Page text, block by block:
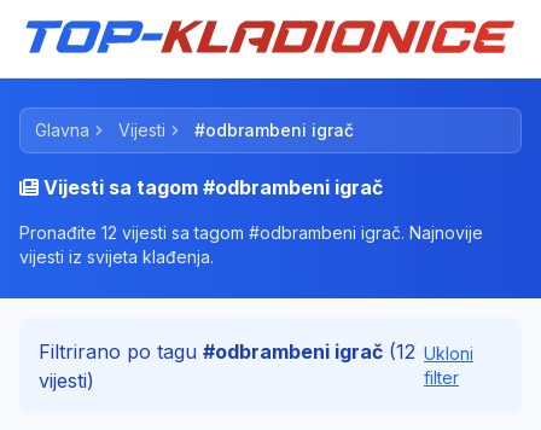
Glavna Vijesti #odbrambeni igrač
Vijesti sa tagom #odbrambeni igrač
Pronađite 12 vijesti sa tagom #odbrambeni igrač. Najnovije
vijesti iz svijeta klađenja.
Filtrirano po tagu #odbrambeni igrač (12
vijesti)
Ukloni
filter